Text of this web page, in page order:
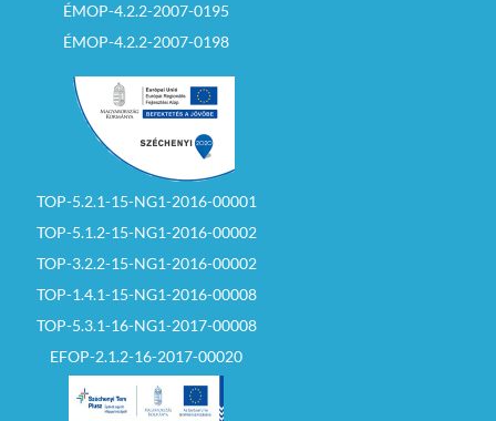
ÉMOP-4.2.2-2007-0195
ÉMOP-4.2.2-2007-0198
TOP-5.2.1-15-NG1-2016-00001
TOP-5.1.2-15-NG1-2016-00002
TOP-3.2.2-15-NG1-2016-00002
TOP-1.4.1-15-NG1-2016-00008
TOP-5.3.1-16-NG1-2017-00008
EFOP-2.1.2-16-2017-00020